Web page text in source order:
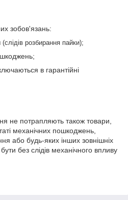
зобов'язань:
розбирання пайки);
в гарантійні
не потрапляють також товари,
механічних пошкоджень,
або будь-яких інших зовнішніх
без слідів механічного впливу